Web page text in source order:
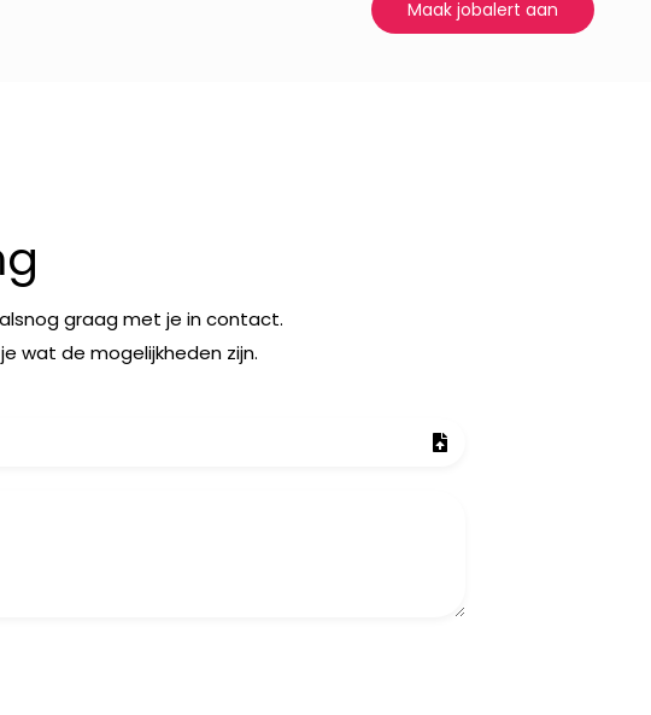
Maak jobalert aan
graag met je in contact.
wat de mogelijkheden zijn.